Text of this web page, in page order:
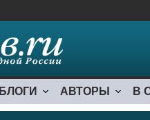
БЛОГИ АВТОРЫ В